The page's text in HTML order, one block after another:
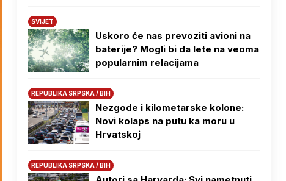
SVIJET
Uskoro će nas prevoziti avioni na
baterije? Mogli bi da lete na veoma
popularnim relacijama
REPUBLIKA SRPSKA / BIH
Nezgode i kilometarske kolone:
Novi kolaps na putu ka moru u
Hrvatskoj
REPUBLIKA SRPSKA / BIH